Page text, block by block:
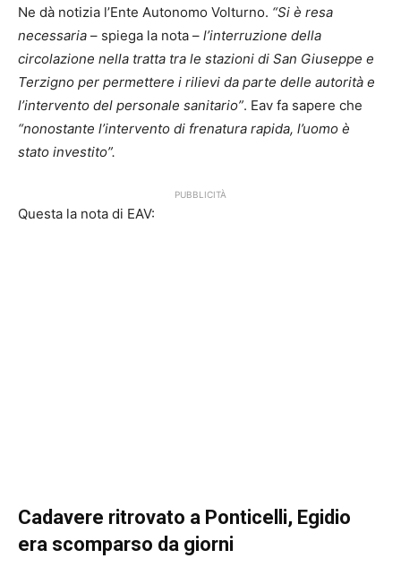
Ne dà notizia l’Ente Autonomo Volturno. “Si è resa
necessaria – spiega la nota – l’interruzione della
circolazione nella tratta tra le stazioni di San Giuseppe e
Terzigno per permettere i rilievi da parte delle autorità e
l’intervento del personale sanitario”. Eav fa sapere che
“nonostante l’intervento di frenatura rapida, l’uomo è
stato investito”.
PUBBLICITÀ
Questa la nota di EAV:
Cadavere ritrovato a Ponticelli, Egidio
era scomparso da giorni